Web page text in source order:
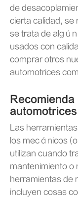
de
cierta calidad, se
se trata de algún
usados con
comprar otros
automotrices
Las
los mecánicos
utilizan cuando
mantenimiento o
herramientas
incluyen cosas